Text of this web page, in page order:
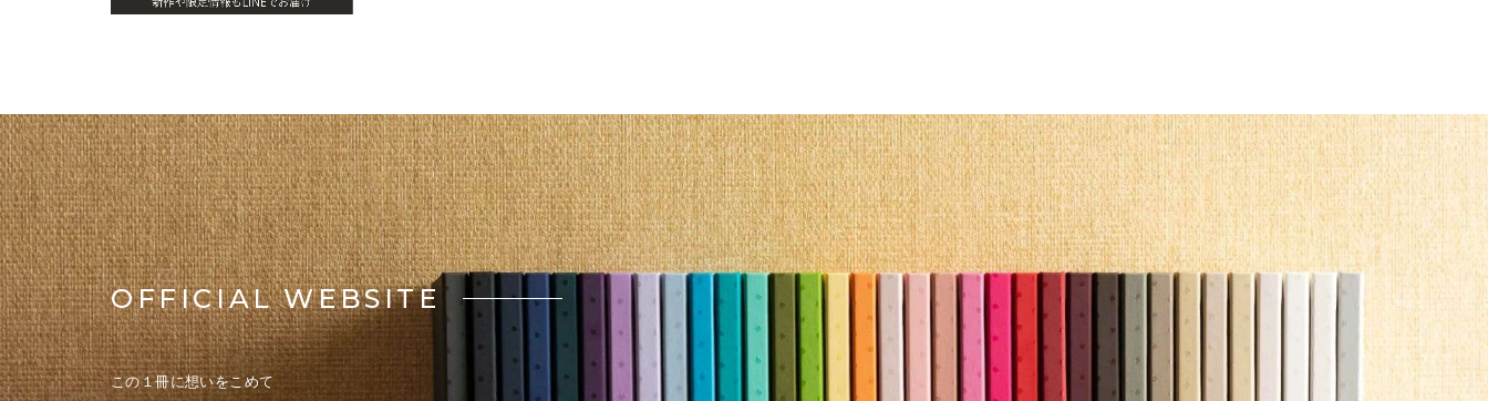
OFFICIAL WEBSITE
この１冊に想いをこめて